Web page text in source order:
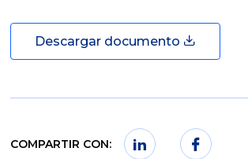
Descargar documento
COMPARTIR CON: